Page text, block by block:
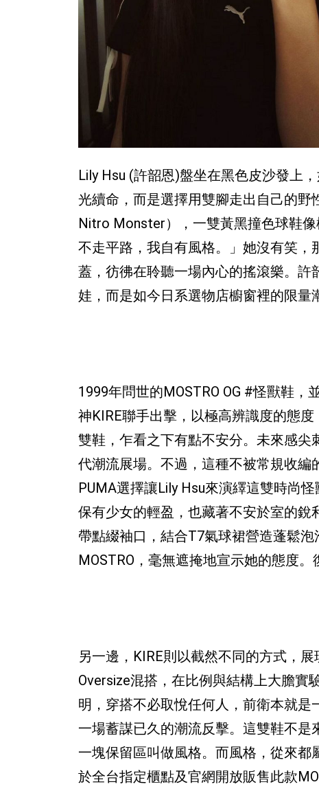
Lily Hsu (許韶恩)盤坐在黑色皮沙發上
光續命，而是選擇用雙腳走出自己的野
Nitro Monster），一雙黃黑撞色球鞋
不走平路，我自有風格。」她沒有笑
蓋，彷彿在聆聽一場內心的搖滾樂。
娃，而是如今日系選物店櫥窗裡的限量
1999年問世的MOSTRO OG #怪獸鞋
神KIRE聯手出擊，以極高辨識度的態
雙鞋，乍看之下有點不安分。未來感
代潮流展場。不過，這種不被常規收編
PUMA選擇讓Lily Hsu來演繹這雙時尚
保有少女的輕盈，也藏著不安於室的
帶點綴袖口，結合T7氣球裙營造蓬鬆
MOSTRO，毫無遮掩地宣示她的態度
另一邊，KIRE則以截然不同的方式，
Oversize混搭，在比例與結構上大膽實
明，穿搭不必取悅任何人，前衛本就是
一場蓄謀已久的潮流反擊。這雙鞋不
一塊保留區叫做風格。而風格，從來
於全台指定櫃點及官網開放販售此款